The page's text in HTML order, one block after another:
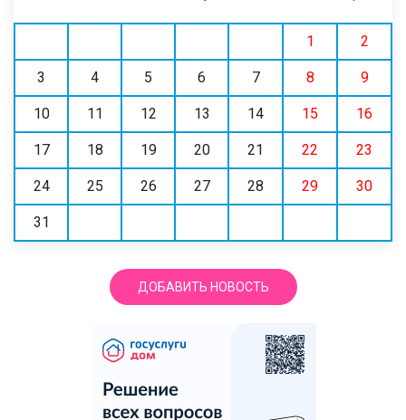
1 2
3 4 5 6 7 8 9
10 11 12 13 14 15 16
17 18 19 20 21 22 23
24 25 26 27 28 29 30
31
ДОБАВИТЬ НОВОСТЬ